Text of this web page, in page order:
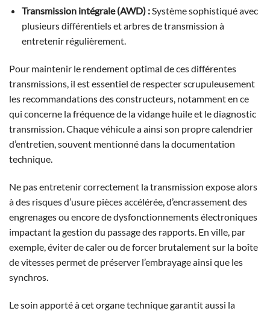
Transmission intégrale (AWD) :Système sophistiqué avec
plusieurs différentiels et arbres de transmission à
entretenir régulièrement.
Pour maintenir le rendement optimal de ces différentes
transmissions, il est essentiel de respecter scrupuleusement
les recommandations des constructeurs, notamment en ce
qui concerne la fréquence de la vidange huile et le diagnostic
transmission. Chaque véhicule a ainsi son propre calendrier
d’entretien, souvent mentionné dans la documentation
technique.
Ne pas entretenir correctement la transmission expose alors
à des risques d’usure pièces accélérée, d’encrassement des
engrenages ou encore de dysfonctionnements électroniques
impactant la gestion du passage des rapports. En ville, par
exemple, éviter de caler ou de forcer brutalement sur la boîte
de vitesses permet de préserver l’embrayage ainsi que les
synchros.
Le soin apporté à cet organe technique garantit aussi la